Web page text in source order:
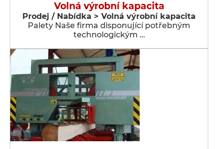
Volná výrobní kapacita
Prodej / Nabídka > Volná výrobní kapacita
Palety Naše firma disponující potřebným
technologickým …